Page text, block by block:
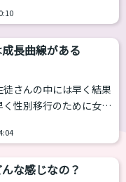
ための集中合宿です。
ボイスレッスンやメイ
でなく、SRS（性別適合
21日付で解除されたこ
コロナウィルス対策をし
も実施をすることにい
(土) 14:00〜16:00 <<
細は追ってお知らせしま
長曲線がある
さんの中には早く結果
性別移行のために女性
でないで焦ってしまう
な感じなの？